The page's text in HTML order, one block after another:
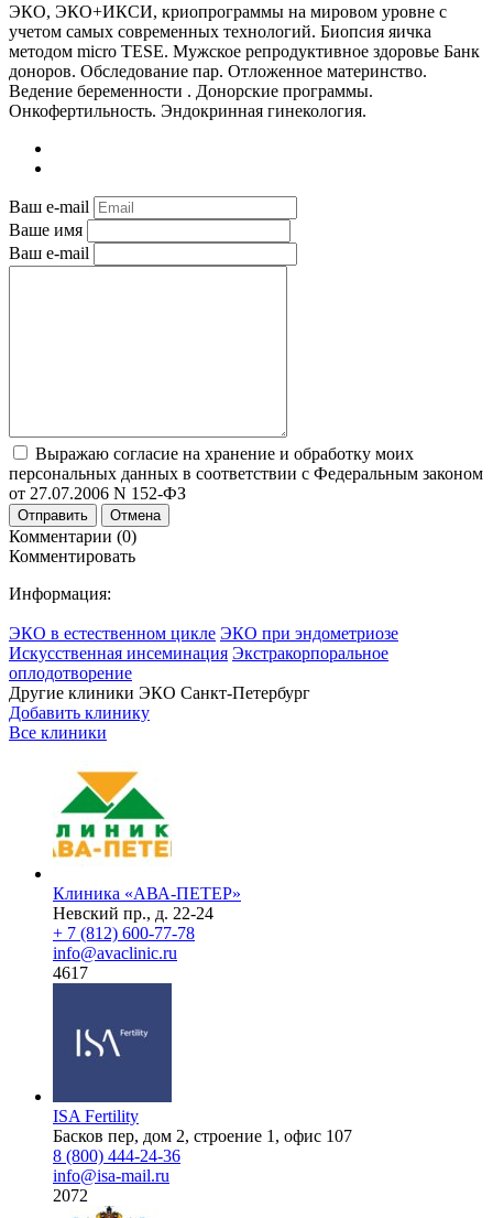
ЭКО, ЭКО+ИКСИ, криопрограммы на мировом уровне с
учетом самых современных технологий. Биопсия яичка
методом micro TESE. Мужское репродуктивное здоровье Банк
доноров. Обследование пар. Отложенное материнство.
Ведение беременности . Донорские программы.
Онкофертильность. Эндокринная гинекология.
Ваш e-mail
Ваше имя
Ваш e-mail
Выражаю согласие на хранение и обработку моих
персональных данных в соответствии с Федеральным законом
от 27.07.2006 N 152-ФЗ
Отправить Отмена
Комментарии (0)
Комментировать
Информация:
ЭКО в естественном цикле ЭКО при эндометриозе
Искусственная инсеминация Экстракорпоральное
оплодотворение
Другие клиники ЭКО Санкт-Петербург
Добавить клинику
Все клиники
Клиника «АВА-ПЕТЕР»
Невский пр., д. 22-24
+ 7 (812) 600-77-78
info@avaclinic.ru
4617
ISA Fertility
Басков пер, дом 2, строение 1, офис 107
8 (800) 444-24-36
info@isa-mail.ru
2072